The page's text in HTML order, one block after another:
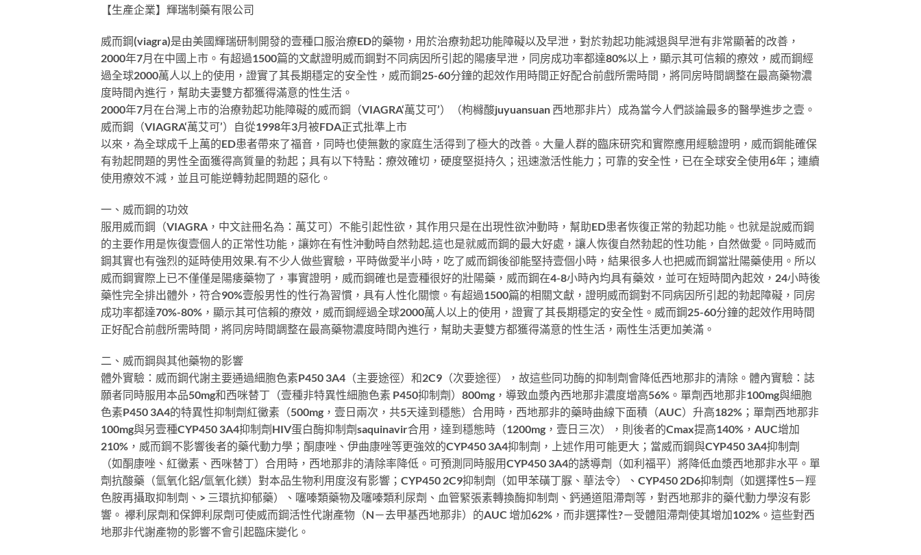
【生產企業】輝瑞制藥有限公司
威而鋼(viagra)是由美國輝瑞研制開發的壹種口服治療ED的藥物，用於治療勃起功能障礙以及早泄，對於勃起功能減退與早泄有非常顯著的改善，
2000年7月在中國上市。有超過1500篇的文獻證明威而鋼對不同病因所引起的陽痿早泄，同房成功率都達80%以上，顯示其可信賴的療效，威而鋼經
過全球2000萬人以上的使用，證實了其長期穩定的安全性，威而鋼25-60分鐘的起效作用時間正好配合前戲所需時間，將同房時間調整在最高藥物濃
度時間內進行，幫助夫妻雙方都獲得滿意的性生活。
2000年7月在台灣上市的治療勃起功能障礙的威而鋼（VIAGRA‘萬艾可’）（枸櫞酸juyuansuan 西地那非片）成為當今人們談論最多的醫學進步之壹。
威而鋼（VIAGRA‘萬艾可’）自從1998年3月被FDA正式批準上市
以來，為全球成千上萬的ED患者帶來了福音，同時也使無數的家庭生活得到了極大的改善。大量人群的臨床研究和實際應用經驗證明，威而鋼能確保
有勃起問題的男性全面獲得高質量的勃起；具有以下特點：療效確切，硬度堅挺持久；迅速激活性能力；可靠的安全性，已在全球安全使用6年；連續
使用療效不減，並且可能逆轉勃起問題的惡化。
一、威而鋼的功效
服用威而鋼（VIAGRA，中文註冊名為：萬艾可）不能引起性欲，其作用只是在出現性欲沖動時，幫助ED患者恢復正常的勃起功能。也就是說威而鋼
的主要作用是恢復壹個人的正常性功能，讓妳在有性沖動時自然勃起.這也是就威而鋼的最大好處，讓人恢復自然勃起的性功能，自然做愛。同時威而
鋼其實也有強烈的延時使用效果.有不少人做些實驗，平時做愛半小時，吃了威而鋼後卻能堅持壹個小時，結果很多人也把威而鋼當壯陽藥使用。所以
威而鋼實際上已不僅僅是陽痿藥物了，事實證明，威而鋼確也是壹種很好的壯陽藥，威而鋼在4-8小時內均具有藥效，並可在短時間內起效，24小時後
藥性完全排出體外，符合90%壹般男性的性行為習慣，具有人性化關懷。有超過1500篇的相關文獻，證明威而鋼對不同病因所引起的勃起障礙，同房
成功率都達70%-80%，顯示其可信賴的療效，威而鋼經過全球2000萬人以上的使用，證實了其長期穩定的安全性。威而鋼25-60分鐘的起效作用時間
正好配合前戲所需時間，將同房時間調整在最高藥物濃度時間內進行，幫助夫妻雙方都獲得滿意的性生活，兩性生活更加美滿。
二、威而鋼與其他藥物的影響
體外實驗：威而鋼代謝主要通過細胞色素P450 3A4（主要途徑）和2C9（次要途徑），故這些同功酶的抑制劑會降低西地那非的清除。體內實驗：誌
願者同時服用本品50mg和西咪替丁（壹種非特異性細胞色素 P450抑制劑）800mg，導致血漿內西地那非濃度增高56%。單劑西地那非100mg與細胞
色素P450 3A4的特異性抑制劑紅黴素（500mg，壹日兩次，共5天達到穩態）合用時，西地那非的藥時曲線下面積（AUC）升高182%；單劑西地那非
100mg與另壹種CYP450 3A4抑制劑HIV蛋白酶抑制劑saquinavir合用，達到穩態時（1200mg，壹日三次），則後者的Cmax提高140%，AUC增加
210%，威而鋼不影響後者的藥代動力學；酮康唑、伊曲康唑等更強效的CYP450 3A4抑制劑，上述作用可能更大；當威而鋼與CYP450 3A4抑制劑
（如酮康唑、紅黴素、西咪替丁）合用時，西地那非的清除率降低。可預測同時服用CYP450 3A4的誘導劑（如利福平）將降低血漿西地那非水平。單
劑抗酸藥（氫氧化鋁/氫氧化鎂）對本品生物利用度沒有影響；CYP450 2C9抑制劑（如甲苯磺丁脲、華法令）、CYP450 2D6抑制劑（如選擇性5－羥
色胺再攝取抑制劑、> 三環抗抑郁藥）、噻嗪類藥物及噻嗪類利尿劑、血管緊張素轉換酶抑制劑、鈣通道阻滯劑等，對西地那非的藥代動力學沒有影
響。 襻利尿劑和保鉀利尿劑可使威而鋼活性代謝產物（N－去甲基西地那非）的AUC 增加62%，而非選擇性?－受體阻滯劑使其增加102%。這些對西
地那非代謝產物的影響不會引起臨床變化。